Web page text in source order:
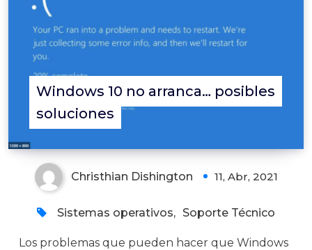
Windows 10 no arranca… posibles
soluciones
Christhian Dishington 11, Abr, 2021
Sistemas operativos, Soporte Técnico
Los problemas que pueden hacer que Windows